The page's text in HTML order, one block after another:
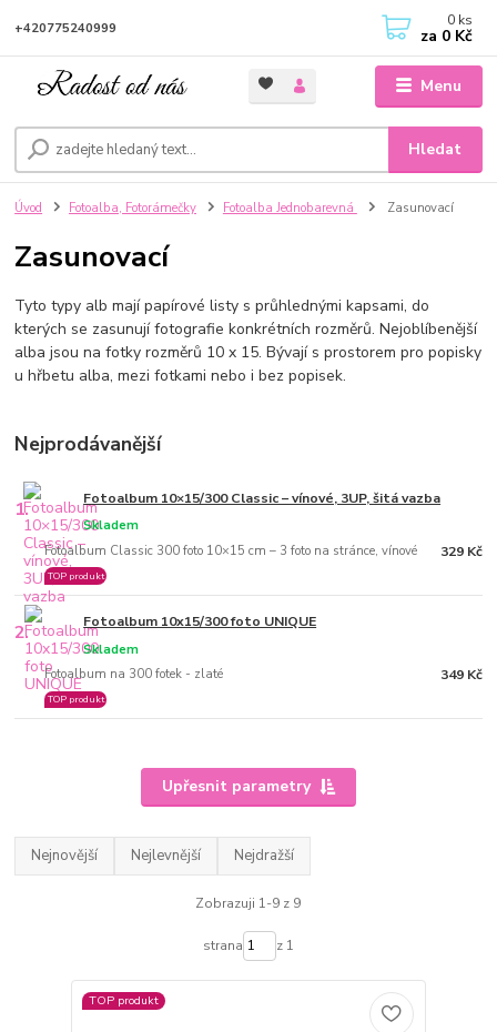
Menu
Hledat
+420775240999 0 ks
za 0 Kč
Úvod Fotoalba, Fotorámečky Fotoalba Jednobarevná Zasunovací
Zasunovací
Tyto typy alb mají papírové listy s průhlednými kapsami, do
kterých se zasunují fotografie konkrétních rozměrů. Nejoblíbenější
alba jsou na fotky rozměrů 10 x 15. Bývají s prostorem pro popisky
u hřbetu alba, mezi fotkami nebo i bez popisek.
Nejprodávanější
1. Fotoalbum 10×15/300 Classic – vínové, 3UP, šitá vazba
Fotoalbum Classic 300 foto 10×15 cm – 3 foto na stránce, vínové
Skladem
TOP produkt
329 Kč
2. Fotoalbum 10x15/300 foto UNIQUE
Fotoalbum na 300 fotek - zlaté
Skladem
TOP produkt
349 Kč
Upřesnit parametry
Nejnovější Nejlevnější Nejdražší
Zobrazuji 1-9 z 9
strana z 1
TOP produkt